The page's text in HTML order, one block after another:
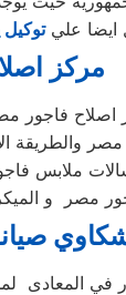
ايضا عليتوكيل
مركز
اصلاح فاجور
مصر والطريقة
ملابس
15 ساعة يوميًا، وطوال أسبوع